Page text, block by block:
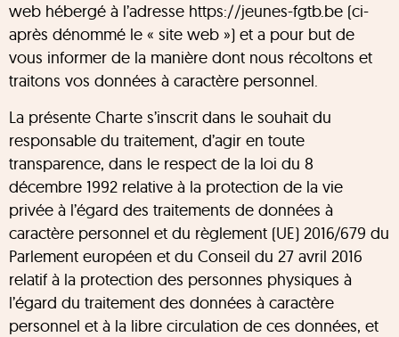
web hébergé à l’adresse https://jeunes-fgtb.be (ci-
après dénommé le « site web ») et a pour but de
vous informer de la manière dont nous récoltons et
traitons vos données à caractère personnel.
La présente Charte s’inscrit dans le souhait du
responsable du traitement, d’agir en toute
transparence, dans le respect de la loi du 8
décembre 1992 relative à la protection de la vie
privée à l’égard des traitements de données à
caractère personnel et du règlement (UE) 2016/679 du
Parlement européen et du Conseil du 27 avril 2016
relatif à la protection des personnes physiques à
l’égard du traitement des données à caractère
personnel et à la libre circulation de ces données, et